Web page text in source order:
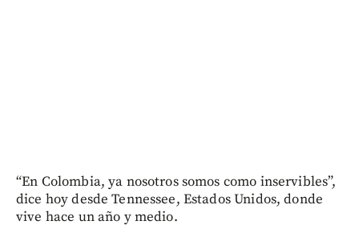
“En Colombia, ya nosotros somos como inservibles”,
dice hoy desde Tennessee, Estados Unidos, donde
vive hace un año y medio.